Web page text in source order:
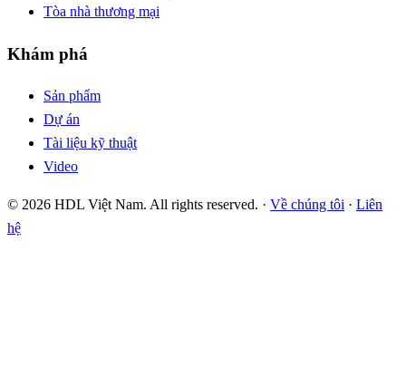
Tòa nhà thương mại
Khám phá
Sản phẩm
Dự án
Tài liệu kỹ thuật
Video
© 2026 HDL Việt Nam. All rights reserved. · Về chúng tôi · Liên
hệ